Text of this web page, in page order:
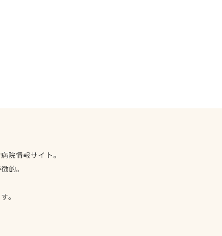
院情報サイト。
的。
。